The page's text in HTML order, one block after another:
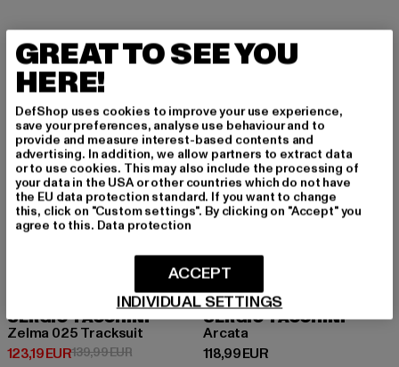
-12%
SERGIO TACCHINI
Zelma 025 Tracksuit
123,19 EUR
Derzeitiger Preis: 123,19 EUR
139,99 EURAktionspreis: 139,99 EUR
SERGIO TACCHINI
Arcata
118,99 EUR
Derzeitiger Preis: 118,99 EUR
GREAT TO SEE YOU
HERE!
DefShop uses cookies to improve your use experience,
save your preferences, analyse use behaviour and to
provide and measure interest-based contents and
advertising. In addition, we allow partners to extract data
or to use cookies. This may also include the processing of
your data in the USA or other countries which do not have
the EU data protection standard. If you want to change
this, click on "Custom settings". By clicking on "Accept" you
agree to this. Data protection
INDIVIDUAL SETTINGS
ACCEPT